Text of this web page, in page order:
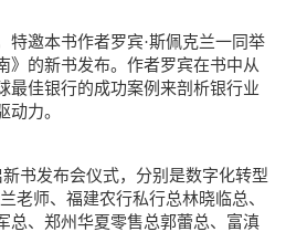
特邀本书作者罗宾·斯佩克兰一同举
》的新书发布。作者罗宾在书中从
最佳银行的成功案例来剖析银行业
动力。
书发布会仪式，分别是数字化转型
老师、福建农行私行总林晓临总、
总、郑州华夏零售总郭蕾总、富滇